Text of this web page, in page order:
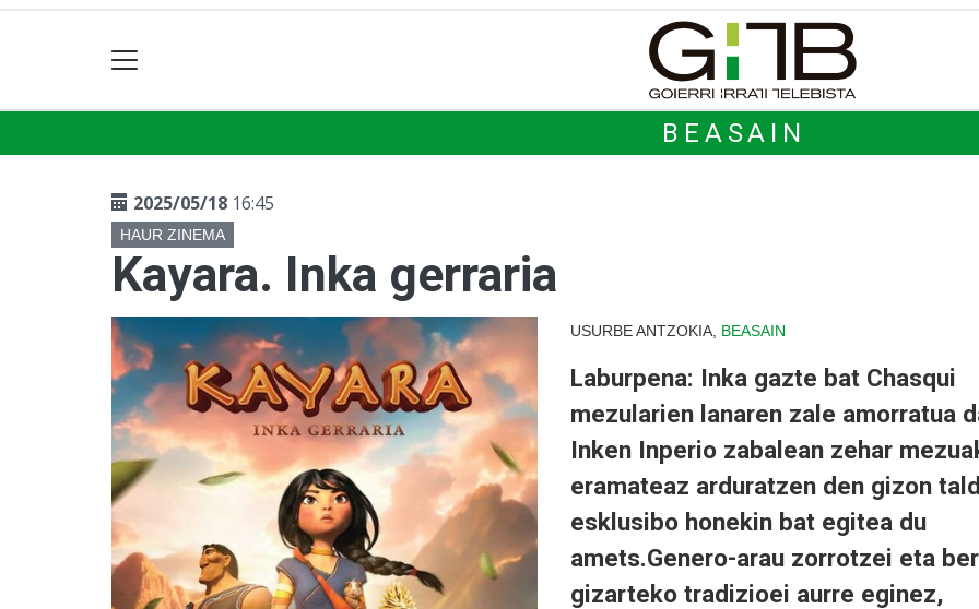
BEASAIN
2025/05/18 16:45
HAUR ZINEMA
Kayara. Inka gerraria
USURBE ANTZOKIA, BEASAIN
Laburpena: Inka gazte bat Chasqui
mezularien lanaren zale amorratua
Inken Inperio zabalean zehar
eramateaz arduratzen den gizon
esklusibo honekin bat egitea du
amets.Genero-arau zorrotzei eta
gizarteko tradizioei aurre eginez,